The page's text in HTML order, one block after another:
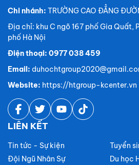
Chi nhánh: TRƯỜNG CAO ĐẲNG
Địa chỉ: khu C ngõ 167 phố Gia Quất,
phố Hà Nội
Điện thoại: 0977 038 459
Email:
Website: https://htgroup-kcenter.vn
LIÊN KẾT
Tin tức - Sự kiện
Tuyển
Đội Ngũ Nhân Sự
Du học